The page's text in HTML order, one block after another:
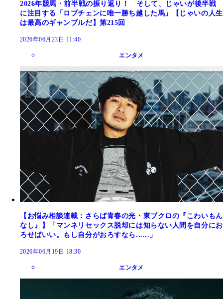
2026年競馬・前半戦の振り返り！ そして、じゃいが後半戦
に注目する「ロブチェンに唯一勝ち越した馬」【じゃいの人生
は最高のギャンブルだ】第215回
2026年06月23日 11:40
エンタメ
【お悩み相談連載：さらば青春の光・東ブクロの『こわいもん
なし』】「マンネリセックス脱却には知らない人間を自分にお
ろせばいい。もし自分がおろすなら......」
2026年06月19日 18:30
エンタメ